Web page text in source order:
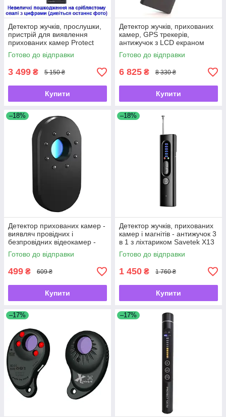
Детектор жучків, прослушки,
пристрій для виявлення
прихованих камер Protect
K68S (Товар з уцінкою) -
UKMarket-
Готово до відправки
3 499 ₴ 5 150 ₴
Купити
Детектор жучків, прихованих
камер, GPS трекерів,
антижучок з LCD екраном
Nectronix DS618 -UKMarket-
Готово до відправки
6 825 ₴ 8 330 ₴
Купити
–18%
Детектор прихованих камер -
виявляч провідних і
безпровідних відеокамер -
брелок CD-10 -UKMarket-
Готово до відправки
499 ₴ 609 ₴
Купити
–18%
Детектор жучків, прихованих
камер і магнітів - антижучок 3
в 1 з ліхтариком Savetek X13
(GS-R39) -UKMarket-
Готово до відправки
1 450 ₴ 1 760 ₴
Купити
–17% –17%